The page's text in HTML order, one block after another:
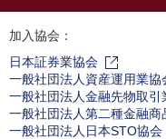
加入協会：
日本証券業協会
一般社団法人資産運用業協
一般社団法人金融先物取引
一般社団法人第二種金融商
一般社団法人日本STO協会